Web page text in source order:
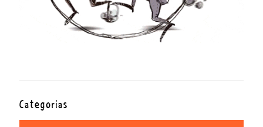
Categorías